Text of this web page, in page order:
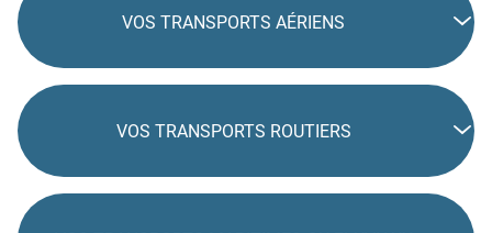
VOS TRANSPORTS AÉRIENS
VOS TRANSPORTS ROUTIERS